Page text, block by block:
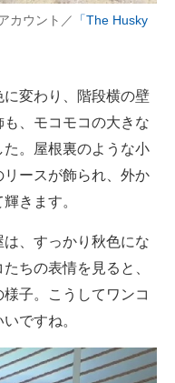
カウント／
「The Husky
変わり、階段横の壁
、モコモコの大きな
。屋根裏のような小
ースが飾られ、外か
きます。
、すっかり秋色にな
ちの表情を見ると、
子。こうしてワンコ
ですね。